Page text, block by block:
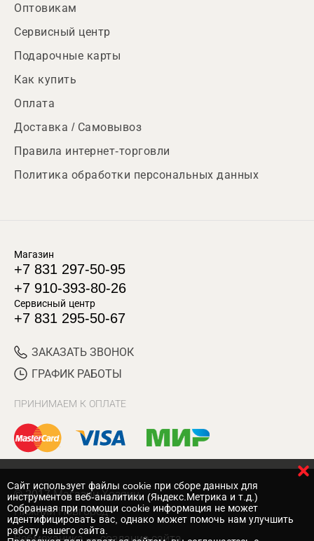
Оптовикам
Сервисный центр
Подарочные карты
Как купить
Оплата
Доставка / Самовывоз
Правила интернет-торговли
Политика обработки персональных данных
Магазин
+7 831 297-50-95
+7 910-393-80-26
Сервисный центр
+7 831 295-50-67
ЗАКАЗАТЬ ЗВОНОК
ГРАФИК РАБОТЫ
ПРИНИМАЕМ К ОПЛАТЕ
© 2017 Магазин Хозяин
Нижний Новгород
Вебмеханика — создание сайта
Cайт использует файлы cookie при сборе данных для
инструментов веб-аналитики (Яндекс.Метрика и т.д.)
Собранная при помощи cookie информация не может
идентифицировать вас, однако может помочь нам улучшить
работу нашего сайта.